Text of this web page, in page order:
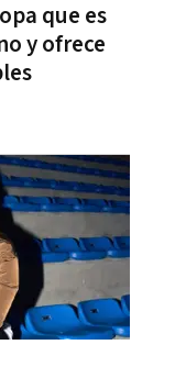
que es
y ofrece